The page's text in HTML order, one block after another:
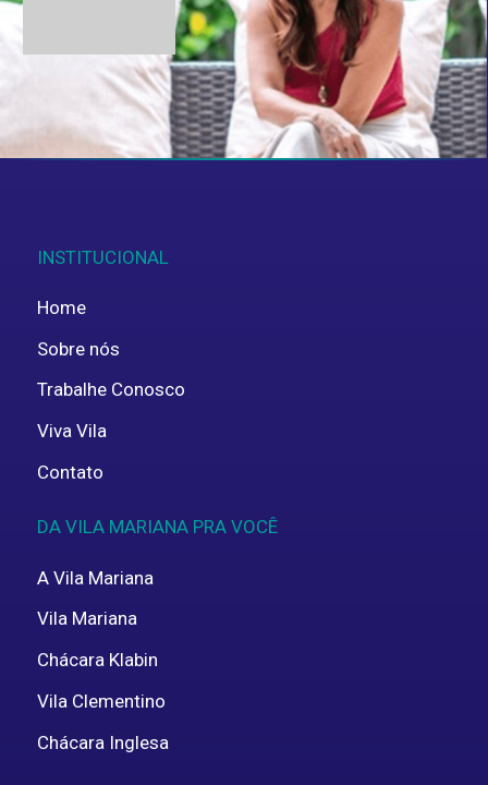
Aceito fornecer estes dados pessoais para
uso interno, em concordância com apolítica de
privacidade.
ENVIAR
INSTITUCIONAL
Home
Sobre nós
Trabalhe Conosco
Viva Vila
Contato
DA VILA MARIANA PRA VOCÊ
A Vila Mariana
Vila Mariana
Chácara Klabin
Vila Clementino
Chácara Inglesa